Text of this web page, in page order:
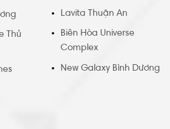
Thủ
Lavita Thuận An
Biên Hòa Universe
Complex
New Galaxy Bình Dương